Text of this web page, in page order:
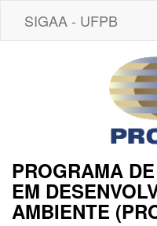
SIGAA - UFPB
PROGRAMA
EM
AMBIENTE